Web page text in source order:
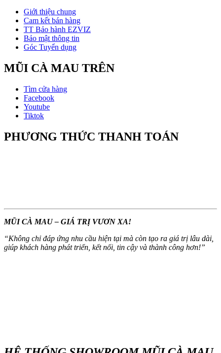
Giới thiệu chung
Cam kết bán hàng
TT Bảo hành EZVIZ
Bảo mật thông tin
Góc Tuyển dụng
MŨI CÀ MAU TRÊN
Tìm cửa hàng
Facebook
Youtube
Tiktok
PHƯƠNG THỨC THANH TOÁN
MŨI CÀ MAU – GIÁ TRỊ VƯƠN XA!
“Không chỉ đáp ứng nhu cầu hiện tại mà còn tạo ra giá trị lâu dài,
giúp khách hàng phát triển, kết nối, tin cậy và thành công hơn!”